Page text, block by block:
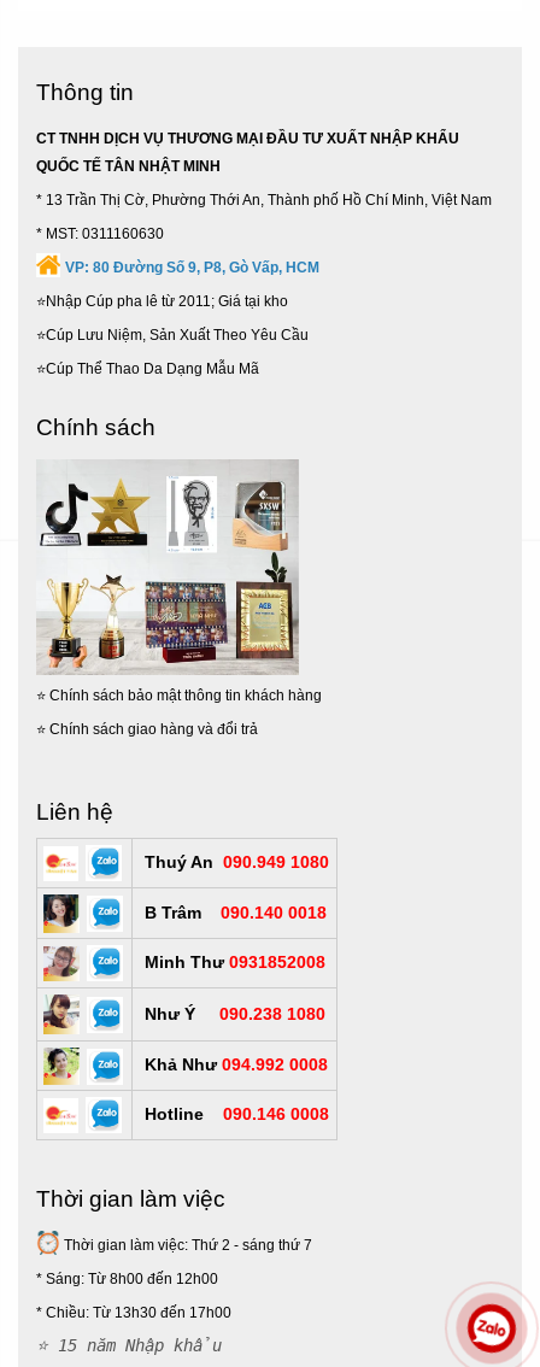
Tại khoTân Nhật Minh
kiểu dáng biểu trưng pha lê đa dạng phù hợp cho từng mục đích:
Cúp pha lê ngôi sao:
kiện doanh nghiệp.
Thông tin
CT TNHH DỊCH VỤ THƯƠNG MẠI ĐẦU TƯ XUẤT NHẬP KHẨU
QUỐC TẾ TÂN NHẬT MINH
* 13 Trần Thị Cờ, Phường Thới An, Thành phố Hồ Chí Minh, Việt Nam
* MST: 0311160630
VP: 80 Đường Số 9, P8, Gò Vấp, HCM
⭐Nhập Cúp pha lê từ 2011; Giá tại kho
⭐Cúp Lưu Niệm, Sản Xuất Theo Yêu Cầu
⭐Cúp Thể Thao Da Dạng Mẫu Mã
Chính sách
⭐ Chính sách bảo mật thông tin khách hàng
⭐ Chính sách giao hàng và đổi trả
Liên hệ
Thuý An 090.949 1080
B Trâm 090.140 0018
Minh Thư 0931852008
Như Ý 090.238 1080
Khả Như 094.992 0008
Hotline 090.146 0008
Thời gian làm việc
Thời gian làm việc: Thứ 2 - sáng thứ 7
* Sáng: Từ 8h00 đến 12h00
* Chiều: Từ 13h30 đến 17h00
⭐ 15 năm Nhập khẩu